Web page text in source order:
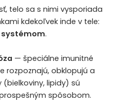
telo sa s nimi vysporiada
kdekoľvek inde v tele:
.
— špeciálne imunitné
rozpoznajú, obklopujú a
(bielkoviny, lipidy) sú
spôsobom.